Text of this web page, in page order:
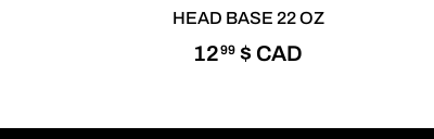
HEAD BASE 22 OZ
1299 $ CAD